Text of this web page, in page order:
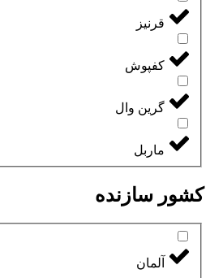
قرنیز
کفپوش
گرین وال
ماربل
کشور سازنده
آلمان